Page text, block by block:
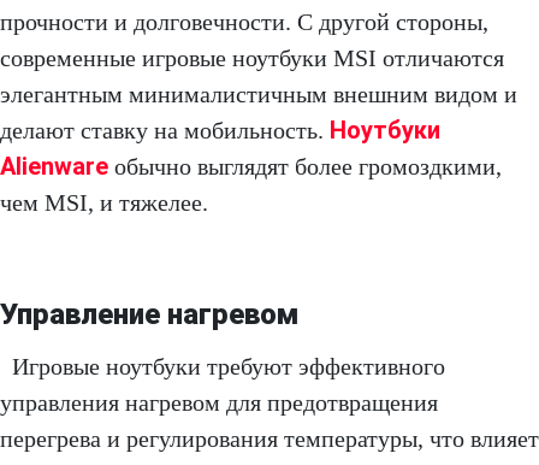
прочности и долговечности. С другой стороны,
современные игровые ноутбуки MSI отличаются
элегантным минималистичным внешним видом и
делают ставку на мобильность. Ноутбуки
Alienware обычно выглядят более громоздкими,
чем MSI, и тяжелее.
Управление нагревом
Игровые ноутбуки требуют эффективного
управления нагревом для предотвращения
перегрева и регулирования температуры, что влияет